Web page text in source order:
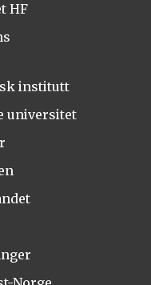
HF
institutt
universitet